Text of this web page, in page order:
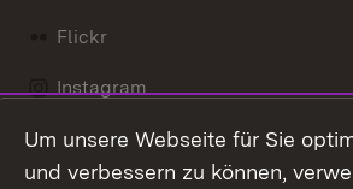
Flickr
Instagram
Social Wall
Um unsere Webseite für Sie
und verbessern zu können,